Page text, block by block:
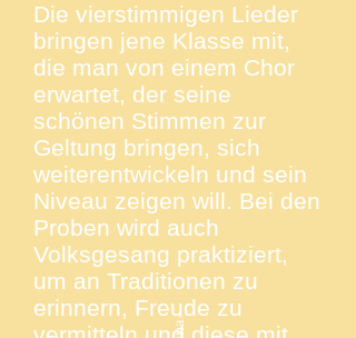
Die vierstimmigen Lieder
bringen jene Klasse mit,
die man von einem Chor
erwartet, der seine
schönen Stimmen zur
Geltung bringen, sich
weiterentwickeln und sein
Niveau zeigen will. Bei den
Proben wird auch
Volksgesang praktiziert,
um an Traditionen zu
erinnern, Freude zu